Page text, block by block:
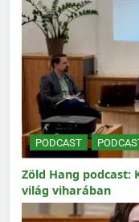
PODCAST
Zöld Hang
világ viharában